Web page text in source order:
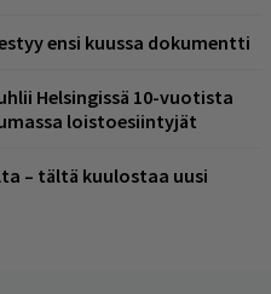
ensi kuussa dokumentti
Helsingissä 10-vuotista
loistoesiintyjät
– tältä kuulostaa uusi